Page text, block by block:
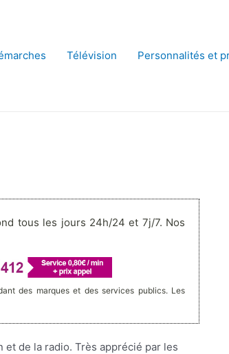
Télévision Personnalités et
tous les jours 24h/24 et 7j/7. Nos
des marques et des services publics. Les
et de la radio. Très apprécié par les